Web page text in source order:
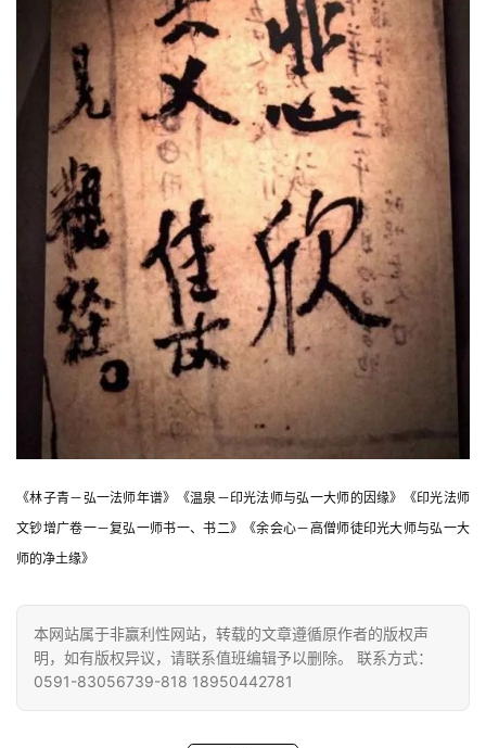
《林子青－弘一法师年谱》 《温泉－印光法师与弘一大师的因缘》
《印光法师
文钞增广卷一－复弘一师书一、书二》
《余会心－高僧师徒印光大师与弘一大
师的净土缘》
本网站属于非赢利性网站，转载的文章遵循原作者的版权声
明，如有版权异议，请联系值班编辑予以删除。 联系方式：
0591-83056739-818 18950442781